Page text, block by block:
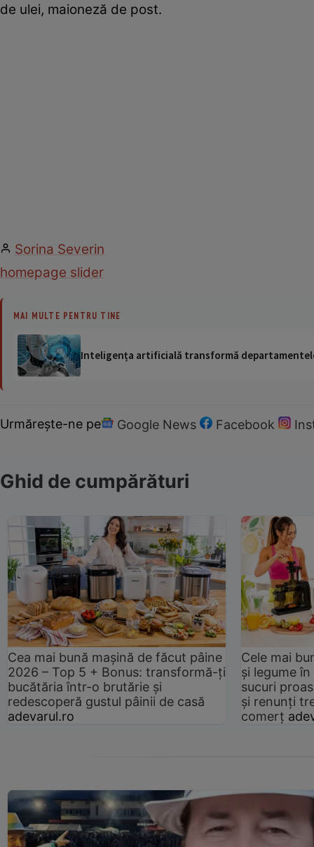
de ulei, maioneză de post.
Sorina Severin
homepage slider
MAI MULTE PENTRU TINE
Inteligența artificială transformă
Urmărește-ne pe Google News Facebook
Ghid de cumpărături
Cea mai bună mașină de făcut pâine
2026 – Top 5 + Bonus: transformă-ți
bucătăria într-o brutărie și
redescoperă gustul pâinii de casă
adevarul.ro
Cele mai
și legume
sucuri
și renunți
comerț